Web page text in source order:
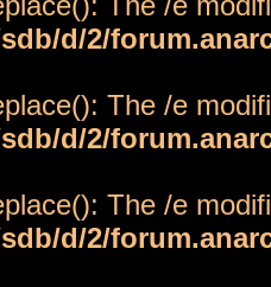
d/2/
The /e
d/2/
The /e
d/2/